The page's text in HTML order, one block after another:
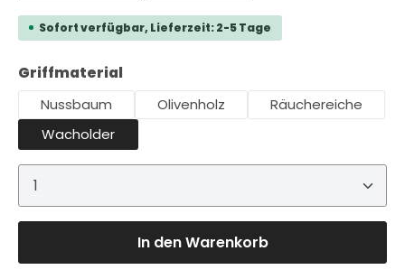
Sofort verfügbar, Lieferzeit: 2-5 Tage
Griffmaterial
Nussbaum Olivenholz
Räuchereiche
Wacholder
Produkt Anzahl: Gib den gewünschten Wert
In den Warenkorb